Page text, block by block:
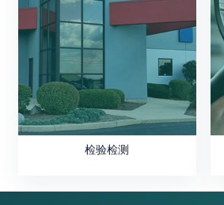
检验检测